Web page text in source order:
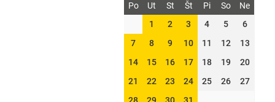
Po Ut St Št Pi So
Ne
1
2 3 4 5
6
7
8 9 10 11 12
13
14
15 16 17 18 19
20
21
22 23 24 25 26
27